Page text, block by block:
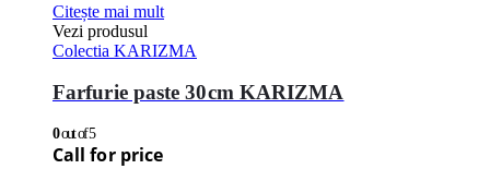
Citește mai mult
Vezi produsul
Colectia KARIZMA
Farfurie paste 30cm KARIZMA
0out of 5
Call for price